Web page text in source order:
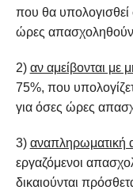
που θα υπολογισθεί
ώρες απασχοληθούν
2) αν αμείβονται με
75%, που
για όσες ώρες
3) αναπληρωματική
εργαζόμενοι
δικαιούνται